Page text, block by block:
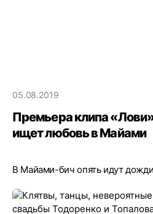
05.08.2019
Премьера клипа
ищет любовь в Майами
В Майами-бич опять идут